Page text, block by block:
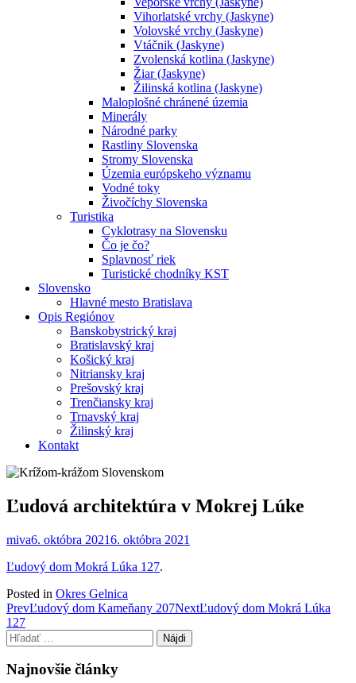
Vihorlatské vrchy (Jaskyne)
Volovské vrchy (Jaskyne)
Vtáčnik (Jaskyne)
Zvolenská kotlina (Jaskyne)
Žiar (Jaskyne)
Žilinská kotlina (Jaskyne)
Maloplošné chránené územia
Minerály
Národné parky
Rastliny Slovenska
Stromy Slovenska
Územia európskeho významu
Vodné toky
Živočíchy Slovenska
Turistika
Cyklotrasy na Slovensku
Čo je čo?
Splavnosť riek
Turistické chodníky KST
Slovensko
Hlavné mesto Bratislava
Opis Regiónov
Banskobystrický kraj
Bratislavský kraj
Košický kraj
Nitriansky kraj
Prešovský kraj
Trenčiansky kraj
Trnavský kraj
Žilinský kraj
Kontakt
Ľudová architektúra v Mokrej Lúke
miva6. októbra 20216. októbra 2021
Ľudový dom Mokrá Lúka 127.
Posted in Okres Gelnica
Post
navigation
PrevĽudový dom Kameňany 207NextĽudový dom Mokrá Lúka
127
Hľadať:
Najnovšie články